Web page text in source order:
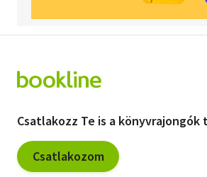
Csatlakozz Te is a könyvrajongók
Csatlakozom